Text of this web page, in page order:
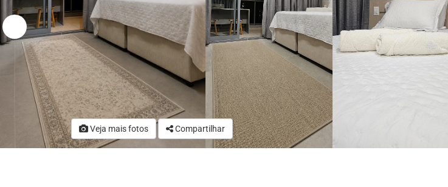
Veja mais fotos Compartilhar